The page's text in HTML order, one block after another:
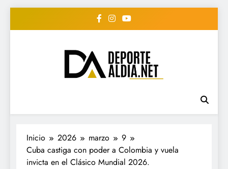
• DEPORTE AL DIA •
"Periodico Deportivo
Digital"
#deportealdiard #deportealdiaperiodico
Inicio 2026 marzo
9
Cuba castiga con poder a Colombia y vuela
invicta en el Clásico Mundial 2026.